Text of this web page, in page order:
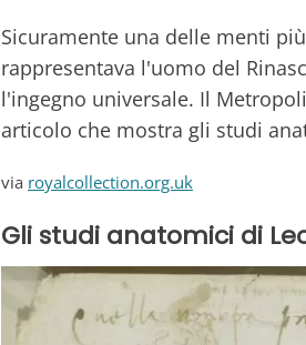
Sicuramente una delle menti
rappresentava l'uomo del
l'ingegno universale. Il
articolo che mostra gli studi
via royalcollection.org.uk
Gli studi anatomici di